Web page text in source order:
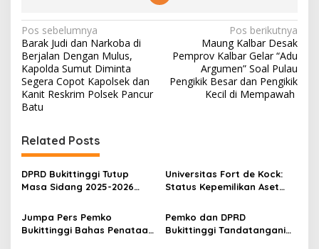
N
a
v
i
g
a
s
i
p
o
s
Pos sebelumnya
Barak Judi dan Narkoba di
Berjalan Dengan Mulus,
Kapolda Sumut Diminta
Segera Copot Kapolsek dan
Kanit Reskrim Polsek Pancur
Batu
Pos berikutnya
Maung Kalbar Desak
Pemprov Kalbar Gelar “Adu
Argumen” Soal Pulau
Pengikik Besar dan Pengikik
Kecil di Mempawah
Related Posts
DPRD Bukittinggi Tutup
Masa Sidang 2025-2026
2026-2027, Wako Ramlan
Beri Apresiasi
Universitas Fort de Kock:
Status Kepemilikan Aset
Milik Yayasan Berdasarkan
Putusan Mahkamah Agung
Nomor 2108/K/Pdt/2022
Jumpa Pers Pemko
Bukittinggi Bahas Penataan
Pemko dan DPRD
Bukittinggi Tandatangani